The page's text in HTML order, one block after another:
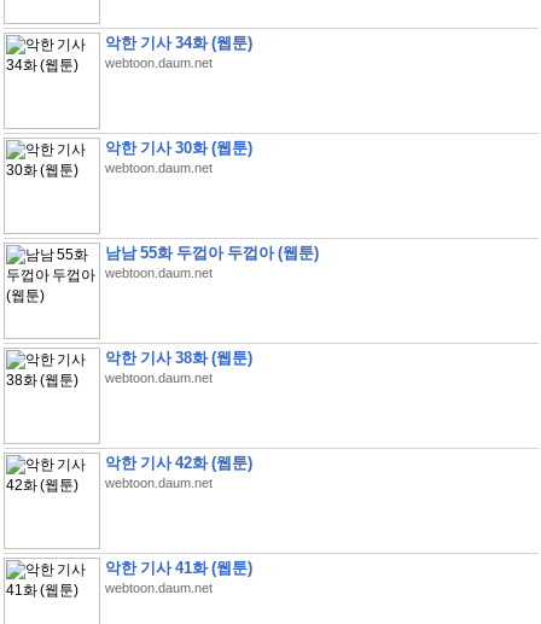
악한 기사 34화 (웹툰)
webtoon.daum.net
악한 기사 30화 (웹툰)
webtoon.daum.net
남남 55화 두껍아 두껍아 (웹툰)
webtoon.daum.net
악한 기사 38화 (웹툰)
webtoon.daum.net
악한 기사 42화 (웹툰)
webtoon.daum.net
악한 기사 41화 (웹툰)
webtoon.daum.net